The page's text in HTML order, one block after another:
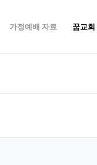
가정예배 자료 꿈교